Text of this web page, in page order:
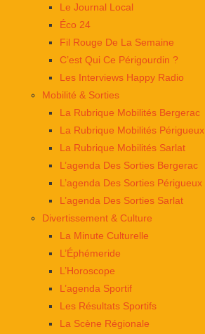
Le Journal Local
Éco 24
Fil Rouge De La Semaine
C’est Qui Ce Périgourdin ?
Les Interviews Happy Radio
Mobilité & Sorties
La Rubrique Mobilités Bergerac
La Rubrique Mobilités Périgueux
La Rubrique Mobilités Sarlat
L’agenda Des Sorties Bergerac
L’agenda Des Sorties Périgueux
L’agenda Des Sorties Sarlat
Divertissement & Culture
La Minute Culturelle
L’Éphémeride
L’Horoscope
L’agenda Sportif
Les Résultats Sportifs
La Scène Régionale